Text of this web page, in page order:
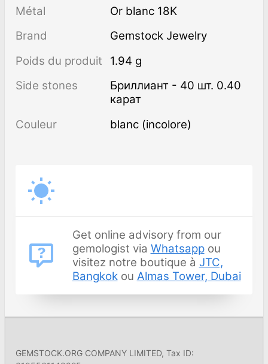
Métal
or blanc 18K
Brand
Gemstock Jewelry
Poids du produit
1.94 g
Side stones
Бриллиант - 40 шт. 0.40
карат
Couleur
blanc (incolore)
Get online advisory from our
gemologist via Whatsappou
visitez notre boutique à JTC,
Bangkokou Almas Tower, Dubai
GEMSTOCK.ORG COMPANY LIMITED, Tax ID: